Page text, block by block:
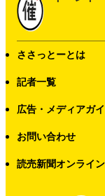
ささっとーとは
記者一覧
広告・メディアガ
お問い合わせ
読売新聞オンライン